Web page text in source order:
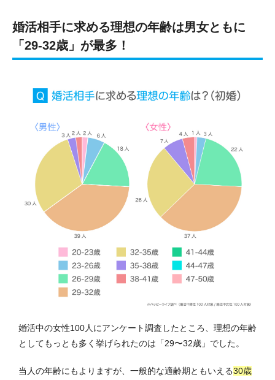
婚活相手に求める理想の年齢は男女ともに
「29-32歳」が最多！
婚活中の女性100人にアンケート調査したところ、理想の年齢
としてもっとも多く挙げられたのは「29〜32歳」でした。
当人の年齢にもよりますが、 一般的な適齢期ともいえる30歳